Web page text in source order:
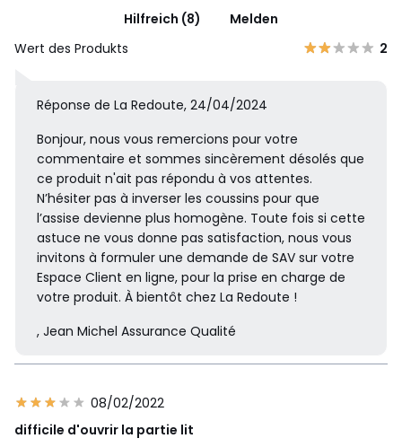
Hilfreich (8)
Melden
Wert des Produkts
2
Réponse de La Redoute, 24/04/2024
Bonjour, nous vous remercions pour votre
commentaire et sommes sincèrement désolés que
ce produit n'ait pas répondu à vos attentes.
N’hésiter pas à inverser les coussins pour que
l’assise devienne plus homogène. Toute fois si cette
astuce ne vous donne pas satisfaction, nous vous
invitons à formuler une demande de SAV sur votre
Espace Client en ligne, pour la prise en charge de
votre produit. À bientôt chez La Redoute !
, Jean Michel Assurance Qualité
08/02/2022
difficile d'ouvrir la partie lit